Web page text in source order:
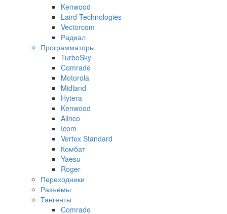
Kenwood
Laird Technologies
Vectorcom
Радиал
Программаторы
TurboSky
Comrade
Motorola
Midland
Hytera
Kenwood
Alinco
Icom
Vertex Standard
Комбат
Yaesu
Roger
Переходники
Разъёмы
Тангенты
Comrade